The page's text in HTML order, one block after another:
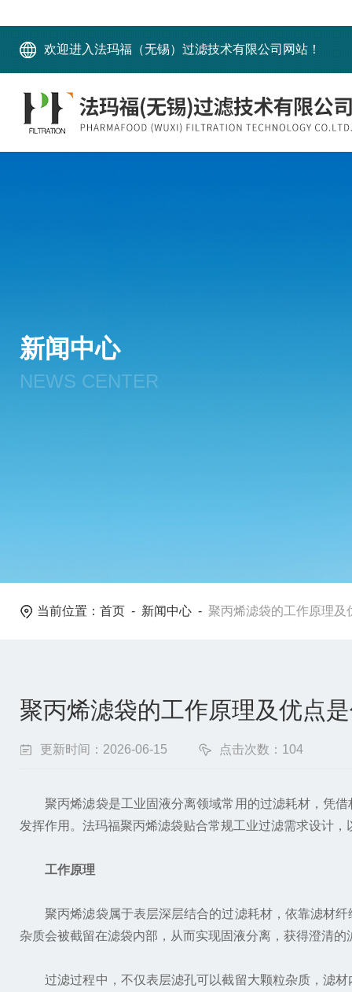
欢迎进入法玛福（无锡）过滤技术有限公司网站！
新闻中心
NEWS CENTER
当前位置： 首页 - 新闻中心 - 聚丙烯滤袋的工作原理及
聚丙烯滤袋的工作原理及优点
更新时间：2026-06-15 点击次数：104
聚丙烯滤袋是工业固液分离领域常用的过滤耗材，凭借
发挥作用。法玛福聚丙烯滤袋贴合常规工业过滤需求设计
工作原理
聚丙烯滤袋属于表层深层结合的过滤耗材，依靠滤材纤
杂质会被截留在滤袋内部，从而实现固液分离，获得澄清的
过滤过程中，不仅表层滤孔可以截留大颗粒杂质，滤材